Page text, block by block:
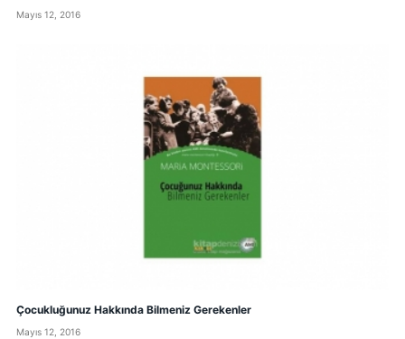
Mayıs 12, 2016
Çocukluğunuz Hakkında Bilmeniz Gerekenler
Mayıs 12, 2016